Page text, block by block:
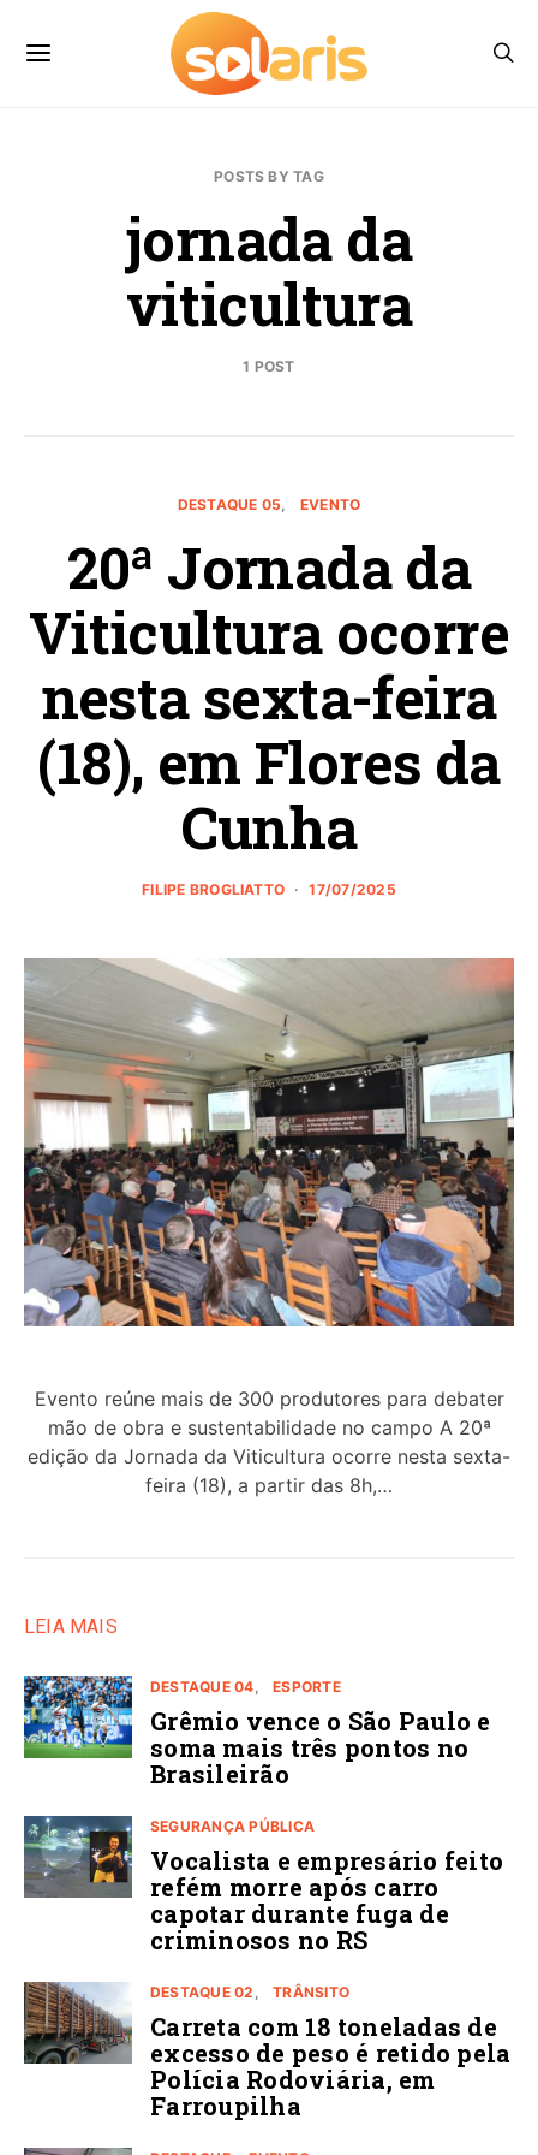
POSTS BY TAG
jornada da
viticultura
1 POST
DESTAQUE 05 EVENTO
20ª Jornada da
Viticultura ocorre
nesta sexta-feira
(18), em Flores da
Cunha
FILIPE BROGLIATTO 17/07/2025
Evento reúne mais de 300 produtores para debater
mão de obra e sustentabilidade no campo A 20ª
edição da Jornada da Viticultura ocorre nesta sexta-
feira (18), a partir das 8h,…
LEIA MAIS
DESTAQUE 04 ESPORTE
Grêmio vence o São Paulo e
soma mais três pontos no
Brasileirão
SEGURANÇA PÚBLICA
Vocalista e empresário feito
refém morre após carro
capotar durante fuga de
criminosos no RS
DESTAQUE 02 TRÂNSITO
Carreta com 18 toneladas de
excesso de peso é retido pela
Polícia Rodoviária, em
Farroupilha